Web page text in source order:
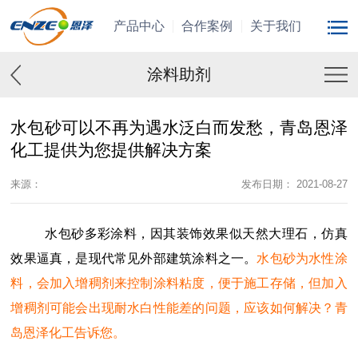
产品中心 合作案例 关于我们
涂料助剂
水包砂可以不再为遇水泛白而发愁，青岛恩泽
化工提供为您提供解决方案
来源： 发布日期： 2021-08-27
水包砂多彩涂料，因其装饰效果似天然大理石，仿真
效果逼真，是现代常见外部建筑涂料之一。 水包砂为水性涂
料，会加入增稠剂来控制涂料粘度，便于施工存储，但加入
增稠剂可能会出现耐水白性能差的问题，应该如何解决？青
岛恩泽化工告诉您。